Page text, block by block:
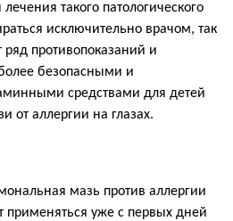
такого патологического
исключительно врачом, так
противопоказаний и
безопасными и
средствами для детей
от аллергии на глазах.
мазь против аллергии
применяться уже с первых дней